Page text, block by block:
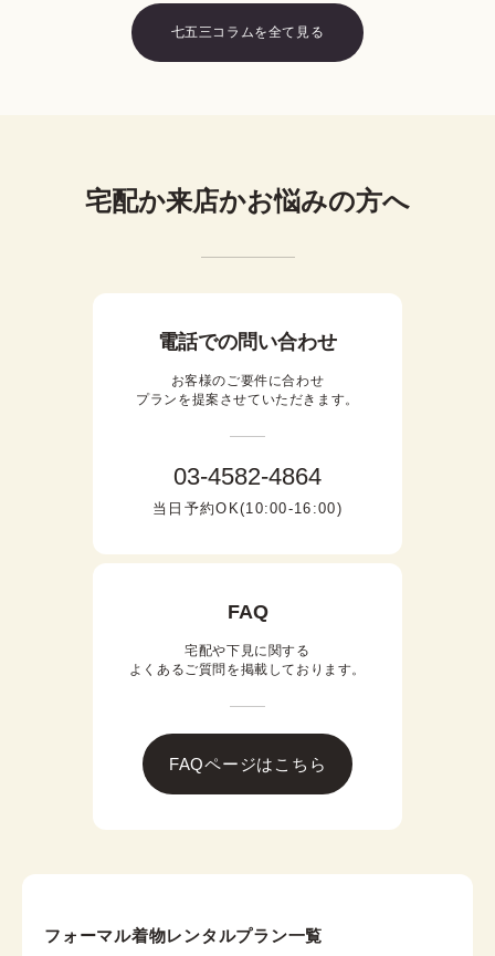
七五三コラムを全て見る
宅配か来店かお悩みの方へ
電話での問い合わせ
お客様のご要件に合わせ
プランを提案させていただきます。
03-4582-4864
当日予約OK(10:00-16:00)
FAQ
宅配や下見に関する
よくあるご質問を掲載しております。
FAQページはこちら
フォーマル着物レンタルプラン一覧